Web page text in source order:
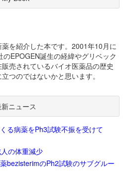
を紹介した本です。2001年10月に
EPOGEN誕生の経緯やグリベック
売されているバイオ医薬品の歴史
つのではないかと思います。
ニュース
る病薬をPh3試験不振を受けて
の体重減少
bezisterimのPh2試験のサブグルー